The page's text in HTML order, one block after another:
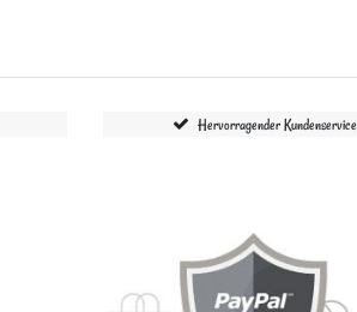
Hervorragender Kundenservice